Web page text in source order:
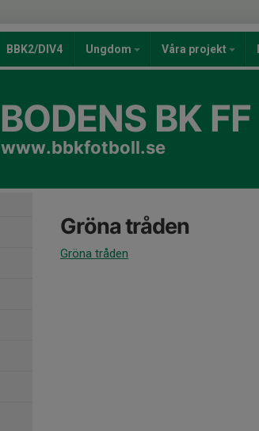
BBK2/DIV4 Ungdom Våra projekt
BODENS BK FF
www.bbkfotboll.se
Gröna tråden
Gröna tråden